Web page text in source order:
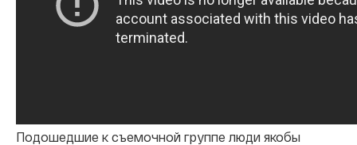
Подошедшие к съемочной группе люди якобы